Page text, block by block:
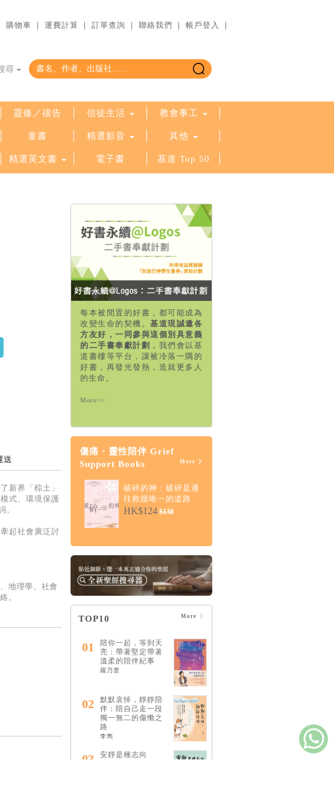
購物車 ｜ 運費計算 ｜ 訂單查詢 ｜ 聯絡我們 ｜ 帳戶登入 ｜
尋
靈修／禱告 信徒生活 教會事工
童書 精選影音 其他
精選英文書 電子書 基道 Top 50
送
新界「棕土」
式、環境保護
。
起社會廣泛討
地理學、社會
。
每本被閒置的好書，都可能成為
改變生命的契機。基道現誠邀各
方友好，一同參與這個別具意義
的二手書奉獻計劃 ，我們會以基
道書樓等平台，讓被冷落一隅的
好書，再發光發熱，造就更多人
的生命。
More>>
傷痛・靈性陪伴 Grief
Support Books
More
破碎的神：破碎是通
往救贖唯一的道路
HK$124 $130
TOP10 More
01
陪你一起，等到天
亮：帶著堅定帶著
溫柔的陪伴紀事
羅乃萱
02
默默哀悼，靜靜陪
伴：陪自己走一段
獨一無二的傷慟之
路
李雋
03 安靜是種志向